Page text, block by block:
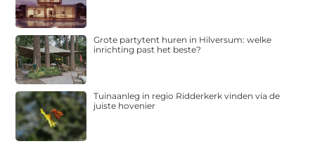
Grote partytent huren in Hilversum: welke
inrichting past het beste?
Tuinaanleg in regio Ridderkerk vinden via de
juiste hovenier